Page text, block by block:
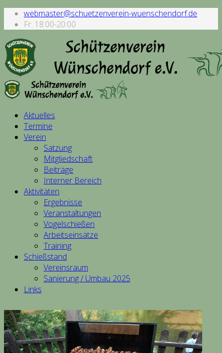
webmaster@schuetzenverein-wuenschendorf.de
Fr. 18:00-20:00
Aktuelles
Termine
Verein
Satzung
Mitgliedschaft
Beiträge
Interner Bereich
Aktivitäten
Ergebnisse
Veranstaltungen
Vogelschießen
Arbeitseinsätze
Training
Schießstand
Vereinsraum
Sanierung / Umbau 2025
Links